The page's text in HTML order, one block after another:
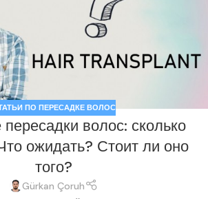
ПО ПЕРЕСАДКЕ ВОЛОС
волос: сколько
ожидать? Стоит ли оно
того?
Gürkan Çoruh